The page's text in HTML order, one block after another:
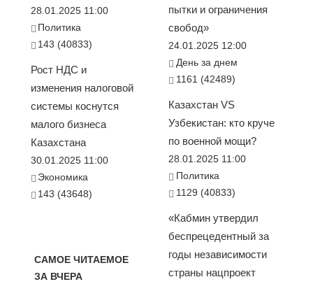
28.01.2025 11:00
Политика
143 (40833)
Рост НДС и
изменения налоговой
системы коснутся
малого бизнеса
Казахстана
30.01.2025 11:00
Экономика
143 (43648)
САМОЕ ЧИТАЕМОЕ
ЗА ВЧЕРА
пытки и ограничения
свобод»
24.01.2025 12:00
День за днем
1161 (42489)
Казахстан VS
Узбекистан: кто круче
по военной мощи?
28.01.2025 11:00
Политика
1129 (40833)
«Кабмин утвердил
беспрецедентный за
годы независимости
страны нацпроект